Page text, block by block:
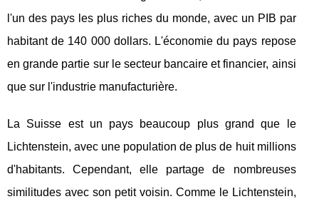
l'un des pays les plus riches du monde, avec un PIB par
habitant de 140 000 dollars. L'économie du pays repose
en grande partie sur le secteur bancaire et financier, ainsi
que sur l'industrie manufacturière.
La Suisse est un pays beaucoup plus grand que le
Lichtenstein, avec une population de plus de huit millions
d'habitants. Cependant, elle partage de nombreuses
similitudes avec son petit voisin. Comme le Lichtenstein,